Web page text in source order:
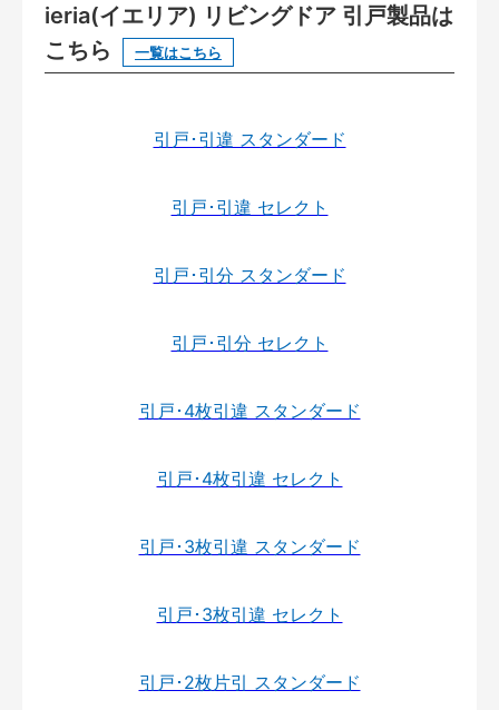
ieria(イエリア) リビングドア 引戸製品は
こちら
一覧はこちら
引戸･引違 スタンダード
引戸･引違 セレクト
引戸･引分 スタンダード
引戸･引分 セレクト
引戸･4枚引違 スタンダード
引戸･4枚引違 セレクト
引戸･3枚引違 スタンダード
引戸･3枚引違 セレクト
引戸･2枚片引 スタンダード